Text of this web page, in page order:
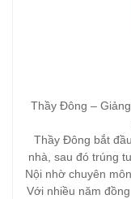
Thầy Đông –
Thầy Đông bắt
nhà, sau đó trúng
Nội nhờ chuyên
Với nhiều năm